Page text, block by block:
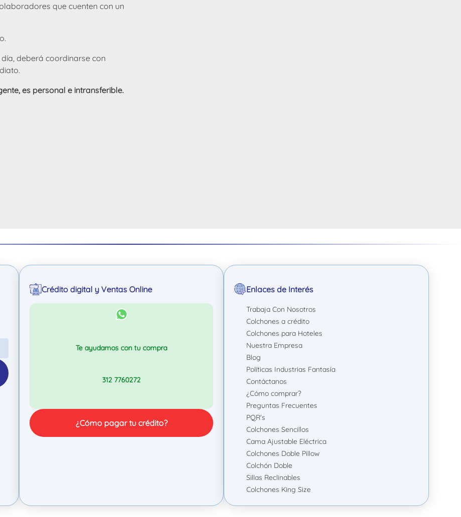
que cuenten con un
deberá coordinarse con
es personal e intransferible.
Crédito digital y Ventas Online
Te ayudamos con tu compra
312 7760272
¿Cómo pagar tu crédito?
Enlaces de Interés
Trabaja Con Nosotros
Colchones a crédito
Colchones para Hoteles
Nuestra Empresa
Blog
Políticas Industrias Fantasía
Contáctanos
¿Cómo comprar?
Preguntas Frecuentes
PQR's
Colchones Sencillos
Cama Ajustable Eléctrica
Colchones Doble Pillow
Colchón Doble
Sillas Reclinables
Colchones King Size